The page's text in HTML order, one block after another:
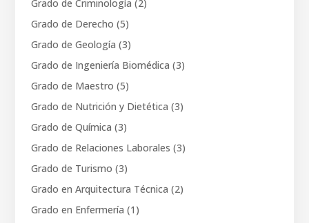
Grado de Criminología (2)
Grado de Derecho (5)
Grado de Geología (3)
Grado de Ingeniería Biomédica (3)
Grado de Maestro (5)
Grado de Nutrición y Dietética (3)
Grado de Química (3)
Grado de Relaciones Laborales (3)
Grado de Turismo (3)
Grado en Arquitectura Técnica (2)
Grado en Enfermería (1)